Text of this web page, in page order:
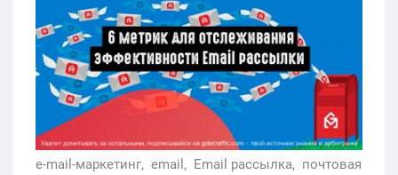
e-mail-маркетинг, email, Email рассылка, почтовая